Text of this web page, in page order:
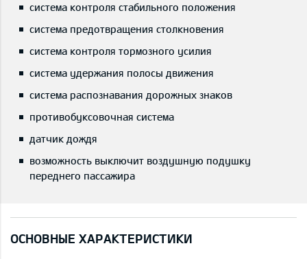
система контроля стабильного положения
система предотвращения столкновения
система контроля тормозного усилия
система удержания полосы движения
система распознавания дорожных знаков
противобуксовочная система
датчик дождя
возможность выключит воздушную подушку
переднего пассажира
ОСНОВНЫЕ ХАРАКТЕРИСТИКИ